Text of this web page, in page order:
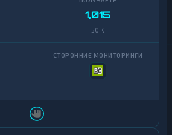
1,015
50 K